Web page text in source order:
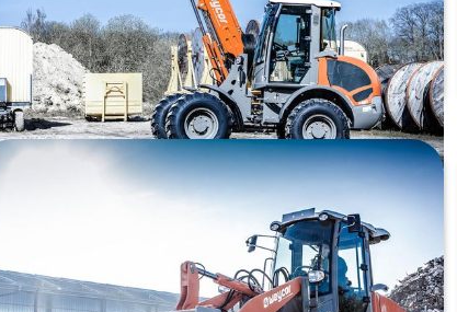
Kaatokuorma:
3627/3208 kg (2049/1812 kg)
TUTUSTU
Pyöräkuormaaja Weycor AR550
Deutz TCD 3.6 L4 (85 kW)
Päästöluokka:Stage V